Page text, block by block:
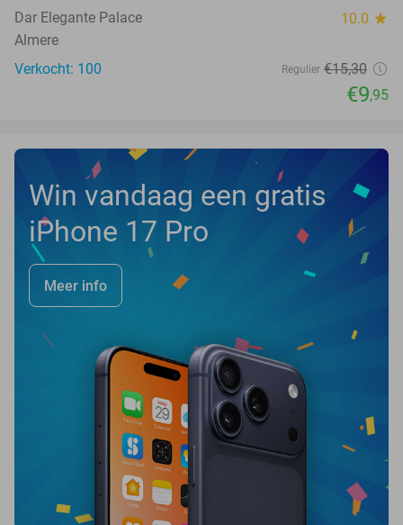
Dar Elegante Palace 10.0 star
Almere
Verkocht: 100
Regulier €15,30
€9,95
Win vandaag een gratis
iPhone 17 Pro
Meer info